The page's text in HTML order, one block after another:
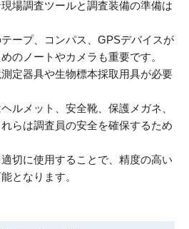
場調査ツールと調査装備の準備は
ープ、コンパス、GPSデバイスが
のノートやカメラも重要です。
定器具や生物標本採取用具が必要
ルメット、安全靴、保護メガネ、
らは調査員の安全を確保するため
切に使用することで、精度の高い
となります。